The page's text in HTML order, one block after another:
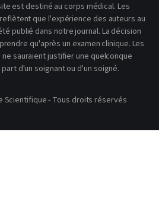
site est destiné au corps médical. Les
que l'expérience des auteurs au
publié dans notre journal. La décision
qu'après un examen clinique. Les
sauraient justifier une quelconque
d'un soignant ou d'un soigné.
Scientifique - Tous droits réservés